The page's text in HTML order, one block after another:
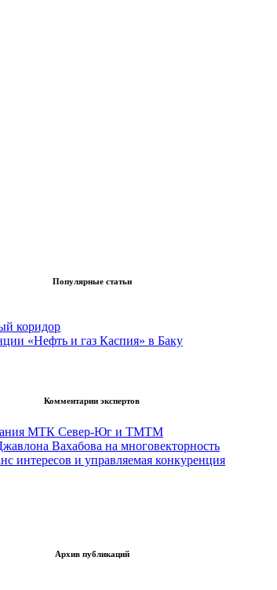
Популярные статьи
коридор
«Нефть и газ Каспия» в Баку
Комментарии экспертов
МТК Север-Юг и ТМТМ
Вахабова на многовекторность
интересов и управляемая конкуренция
Архив публикаций